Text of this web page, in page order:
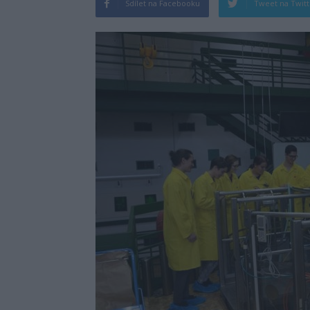
Sdílet na Facebooku Tweet na